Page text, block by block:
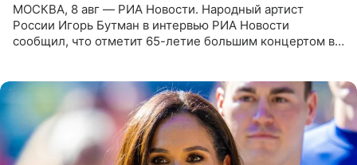
МОСКВА, 8 авг — РИА Новости. Народный артист
России Игорь Бутман в интервью РИА Новости
сообщил, что отметит 65-летие большим концертом в